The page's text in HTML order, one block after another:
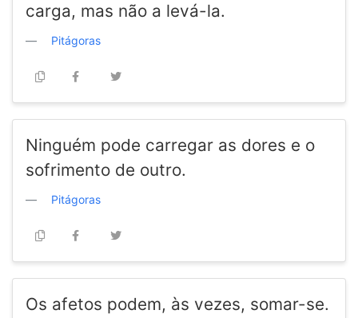
carga, mas não a levá-la.
Pitágoras
Ninguém pode carregar as dores e o
sofrimento de outro.
Pitágoras
Os afetos podem, às vezes, somar-se.